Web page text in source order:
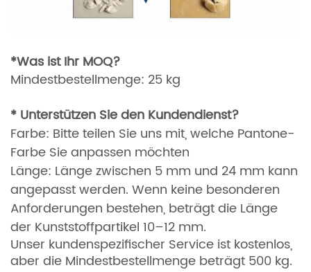
*Was ist Ihr MOQ?
Mindestbestellmenge: 25 kg
* Unterstützen Sie den Kundendienst?
Farbe: Bitte teilen Sie uns mit, welche Pantone-
Farbe Sie anpassen möchten
Länge: Länge zwischen 5 mm und 24 mm kann
angepasst werden. Wenn keine besonderen
Anforderungen bestehen, beträgt die Länge
der Kunststoffpartikel 10–12 mm.
Unser kundenspezifischer Service ist kostenlos,
aber die Mindestbestellmenge beträgt 500 kg.